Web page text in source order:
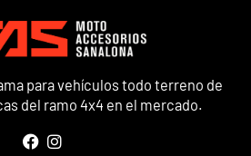
para vehículos todo terreno de
del ramo 4x4 en el mercado.